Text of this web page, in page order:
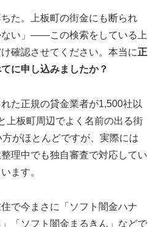
ちた。上板町の街金にも断られ
ない」——この検索をしている上
確認させてください。本当に正
に申し込みましたか？
た正規の貸金業者が1,500社以
上板町周辺でよく名前の出る街
がほとんどですが、実際には
理中でも独自審査で対応してい
ます。
で今まさに「ソフト闇金ハナ
「ソフト闇金まるきん」などで